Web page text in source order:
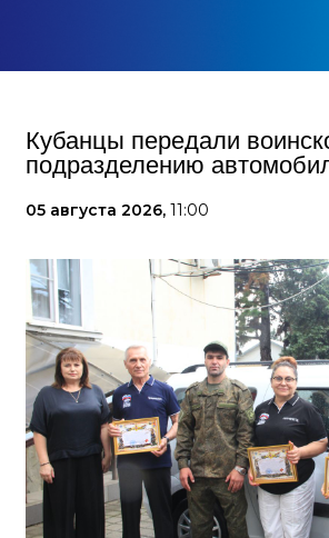
Кубанцы передали
подразделению
05 августа 2026, 11:00